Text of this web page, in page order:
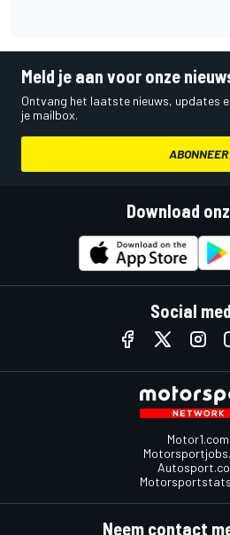
Meld je aan voor onze
Ontvang het laatste nieuws, updates
je mailbox.
ABONNEER
Download
Social
Motor1.com
Neem contact